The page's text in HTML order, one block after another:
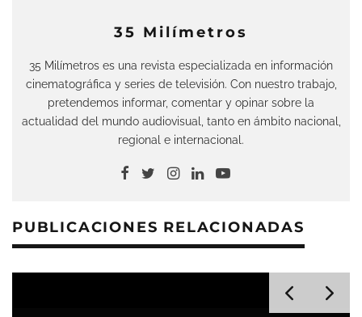
35 Milímetros
35 Milímetros es una revista especializada en información
cinematográfica y series de televisión. Con nuestro trabajo,
pretendemos informar, comentar y opinar sobre la
actualidad del mundo audiovisual, tanto en ámbito nacional,
regional e internacional.
PUBLICACIONES RELACIONADAS